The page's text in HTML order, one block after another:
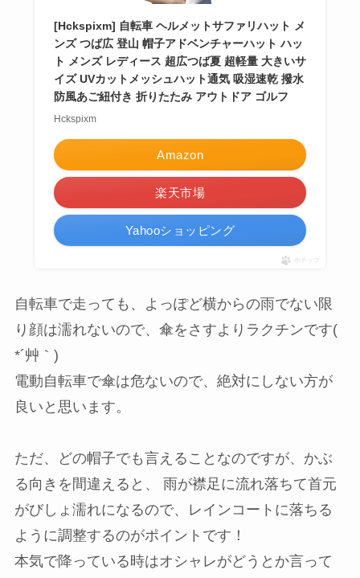
[Hckspixm] 自転車 ヘルメットサファリハット メ
ンズ つば広 登山 帽子アドベンチャーハット ハッ
ト メンズ レディース 超広つば夏 超軽量 大きいサ
イズ UVカットメッシュハット通気 吸湿速乾 撥水
防風あご紐付き 折りたたみ アウトドア ゴルフ
Hckspixm
Amazon
楽天市場
Yahooショッピング
ポチップ
自転車で走っても、よっぽど横からの雨でない限
り顔は濡れないので、傘をさすよりラクチンです(
*´艸｀)
電動自転車で傘は危ないので、絶対にしない方が
良いと思います。
ただ、どの帽子でも言えることなのですが、かぶ
る向きを間違えると、 雨が襟足に流れ落ちて首元
がびしょ濡れになるので、レインコートに落ちる
ように調整するのがポイントです！
本気で降っている時はオシャレがどうとか言って